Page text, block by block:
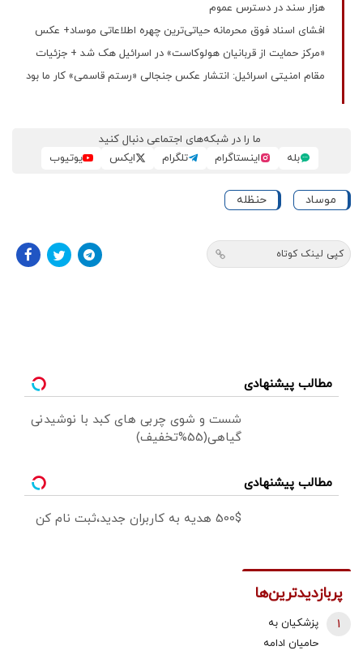
هزار سند در دسترس عموم
افشای اسناد فوق محرمانه حیاتی‌ترین چهره‌ اطلاعاتی موساد+ عکس
«مرکز حمایت از قربانیان هولوکاست» در اسرائیل هک شد + جزئیات
مقام امنیتی اسرائیل: انتشار عکس جنجالی «رستم قاسمی» کار ما بود
ما را در شبکه‌های اجتماعی دنبال کنید
بله
اینستاگرام تلگرام ایکس یوتیوب
موساد حنظله
کپی لینک کوتاه
مطالب پیشنهادی
شست و شوی چربی های کبد با نوشیدنی
گیاهی(55%تخفیف)
مطالب پیشنهادی
500$ هدیه به کاربران جدید،ثبت نام کن
پربازدیدترین‌ها
پزشکیان به
حامیان ادامه
1